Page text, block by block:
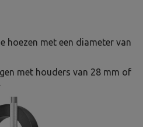
hoezen met een diameter van
met houders van 28 mm of